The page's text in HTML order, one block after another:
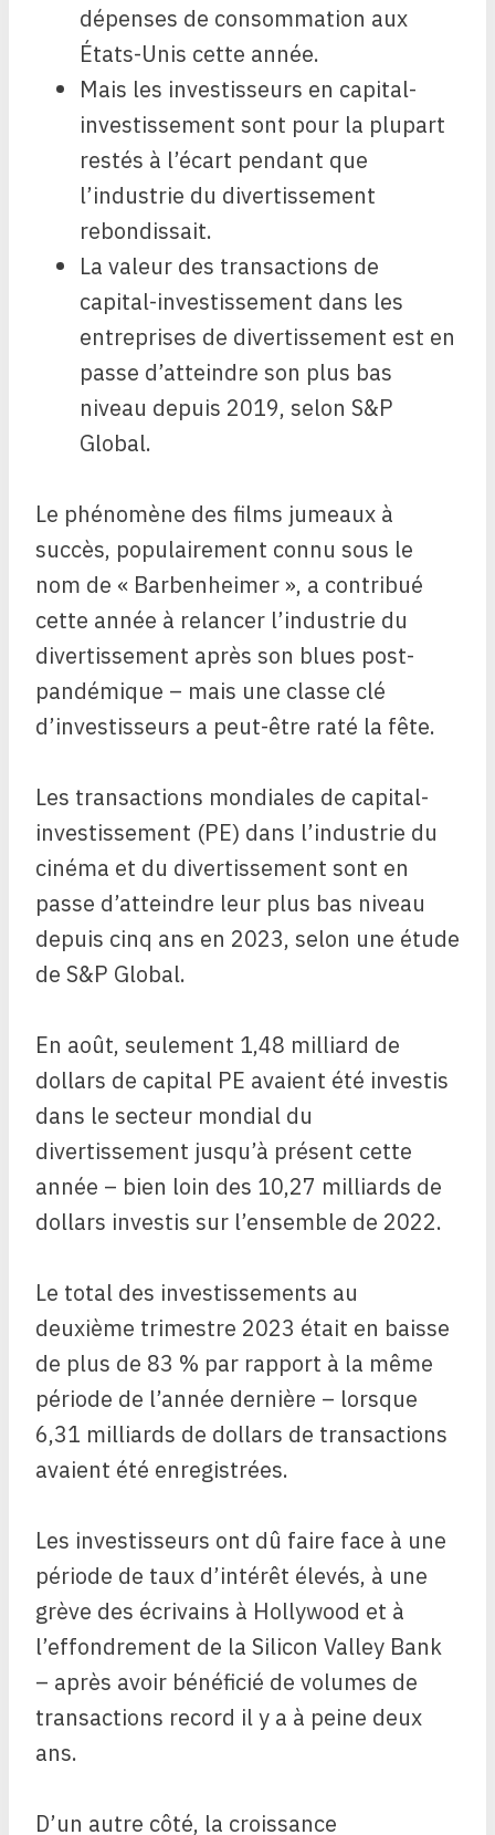
dépenses de consommation aux
États-Unis cette année.
Mais les investisseurs en capital-
investissement sont pour la plupart
restés à l’écart pendant que
l’industrie du divertissement
rebondissait.
La valeur des transactions de
capital-investissement dans les
entreprises de divertissement est en
passe d’atteindre son plus bas
niveau depuis 2019, selon S&P
Global.
Le phénomène des films jumeaux à
succès, populairement connu sous le
nom de « Barbenheimer », a contribué
cette année à relancer l’industrie du
divertissement après son blues post-
pandémique – mais une classe clé
d’investisseurs a peut-être raté la fête.
Les transactions mondiales de capital-
investissement (PE) dans l’industrie du
cinéma et du divertissement sont en
passe d’atteindre leur plus bas niveau
depuis cinq ans en 2023, selon une étude
de S&P Global.
En août, seulement 1,48 milliard de
dollars de capital PE avaient été investis
dans le secteur mondial du
divertissement jusqu’à présent cette
année – bien loin des 10,27 milliards de
dollars investis sur l’ensemble de 2022.
Le total des investissements au
deuxième trimestre 2023 était en baisse
de plus de 83 % par rapport à la même
période de l’année dernière – lorsque
6,31 milliards de dollars de transactions
avaient été enregistrées.
Les investisseurs ont dû faire face à une
période de taux d’intérêt élevés, à une
grève des écrivains à Hollywood et à
l’effondrement de la Silicon Valley Bank
– après avoir bénéficié de volumes de
transactions record il y a à peine deux
ans.
D’un autre côté, la croissance